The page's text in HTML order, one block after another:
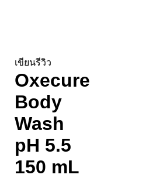
เขียนรีวิว
Oxecure
Body
Wash
pH 5.5
150 mL